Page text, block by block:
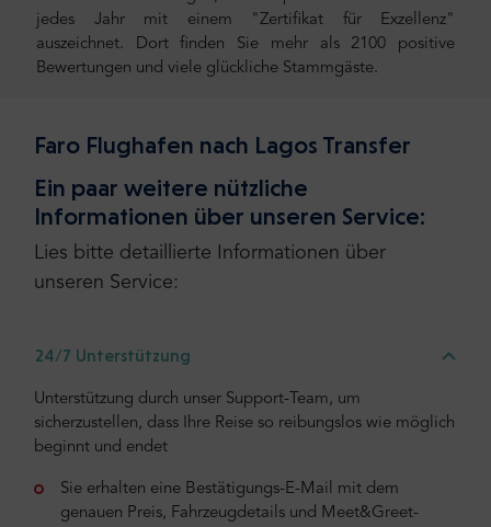
jedes Jahr mit einem "Zertifikat für Exzellenz"
auszeichnet. Dort finden Sie mehr als 2100 positive
Bewertungen und viele glückliche Stammgäste.
Faro Flughafen nach Lagos Transfer
Ein paar weitere nützliche
Informationen über unseren Service:
Lies bitte detaillierte Informationen über
unseren Service:
24/7 Unterstützung
Unterstützung durch unser Support-Team, um
sicherzustellen, dass Ihre Reise so reibungslos wie möglich
beginnt und endet
Sie erhalten eine Bestätigungs-E-Mail mit dem
genauen Preis, Fahrzeugdetails und Meet&Greet-